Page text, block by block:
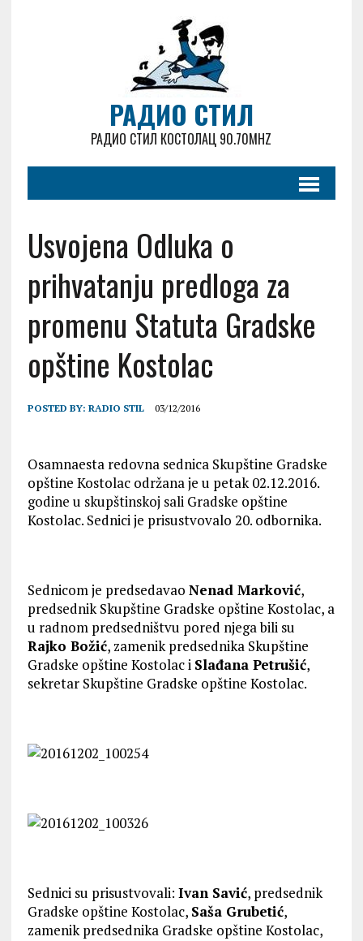
РАДИО СТИЛ
РАДИО СТИЛ КОСТОЛАЦ 90.70MHZ
Usvojena Odluka o
prihvatanju predloga za
promenu Statuta Gradske
opštine Kostolac
POSTED BY: RADIO STIL 03/12/2016
Osamnaesta redovna sednica Skupštine Gradske
opštine Kostolac održana je u petak 02.12.2016.
godine u skupštinskoj sali Gradske opštine
Kostolac. Sednici je prisustvovalo 20. odbornika.
Sednicom je predsedavao Nenad Marković,
predsednik Skupštine Gradske opštine Kostolac, a
u radnom predsedništvu pored njega bili su
Rajko Božić, zamenik predsednika Skupštine
Gradske opštine Kostolac i Slađana Petrušić,
sekretar Skupštine Gradske opštine Kostolac.
Sednici su prisustvovali: Ivan Savić, predsednik
Gradske opštine Kostolac, Saša Grubetić,
zamenik predsednika Gradske opštine Kostolac,